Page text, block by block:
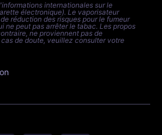
internationales sur le
électronique). Le vaporisateur
réduction des risques pour le fumeur
ne peut pas arrêter le tabac. Les propos
ne proviennent pas de
de doute, veuillez consulter votre